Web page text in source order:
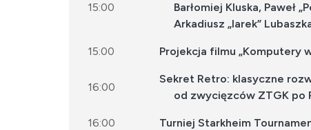
15:00
Barłomiej Kluska, Paweł
Arkadiusz „larek”
15:00 Projekcja filmu „Komputery
16:00
Sekret Retro: klasyczne
od zwycięzców ZTGK po
16:00 Turniej Starkheim